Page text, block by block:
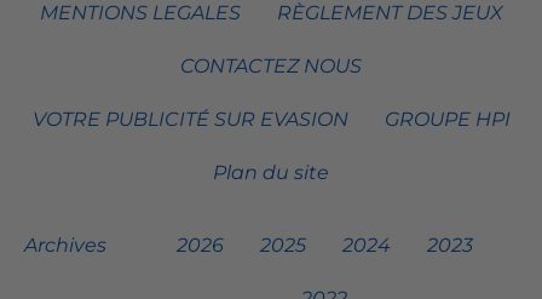
MENTIONS LEGALES RÈGLEMENT DES JEUX
CONTACTEZ NOUS
VOTRE PUBLICITÉ SUR EVASION GROUPE HPI
Plan du site
Archives 2026 2025 2024 2023